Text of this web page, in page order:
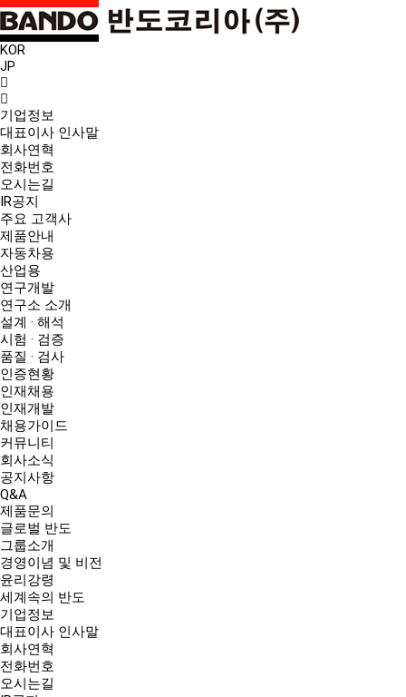
KOR
JP
기업정보
대표이사 인사말
회사연혁
전화번호
오시는길
IR공지
주요 고객사
제품안내
자동차용
산업용
연구개발
연구소 소개
설계 · 해석
시험 · 검증
품질 · 검사
인증현황
인재채용
인재개발
채용가이드
커뮤니티
회사소식
공지사항
Q&A
제품문의
글로벌 반도
그룹소개
경영이념 및 비전
윤리강령
세계속의 반도
기업정보
대표이사 인사말
회사연혁
전화번호
오시는길